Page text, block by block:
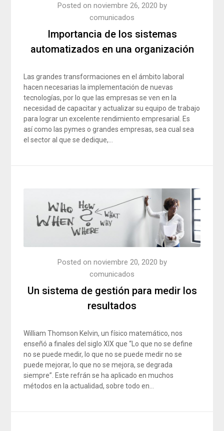
Importancia de los sistemas
automatizados en una organización
Posted on noviembre 26, 2020 by
comunicados
Las grandes transformaciones en el ámbito laboral
hacen necesarias la implementación de nuevas
tecnologías, por lo que las empresas se ven en la
necesidad de capacitar y actualizar su equipo de trabajo
para lograr un excelente rendimiento empresarial. Es
así como las pymes o grandes empresas, sea cual sea
el sector al que se dedique,…
Un sistema de gestión para medir los
resultados
Posted on noviembre 20, 2020 by
comunicados
William Thomson Kelvin, un físico matemático, nos
enseñó a finales del siglo XIX que “Lo que no se define
no se puede medir, lo que no se puede medir no se
puede mejorar, lo que no se mejora, se degrada
siempre”. Este refrán se ha aplicado en muchos
métodos en la actualidad, sobre todo en…